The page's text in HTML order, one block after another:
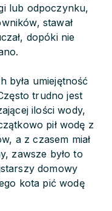
lub odpoczynku,
stawał
dopóki nie
była umiejętność
trudno jest
ilości wody,
pił wodę z
a z czasem miał
zawsze było to
domowy
kota pić wodę